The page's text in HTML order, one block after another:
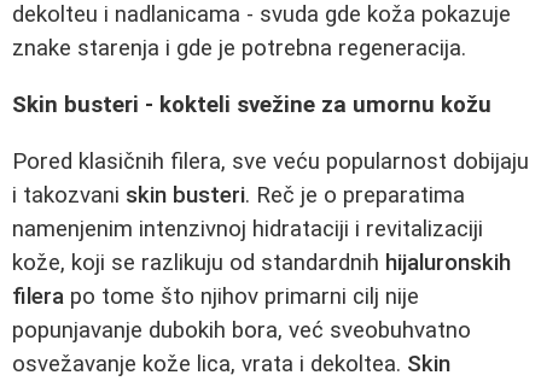
dekolteu i nadlanicama - svuda gde koža pokazuje
znake starenja i gde je potrebna regeneracija.
Skin busteri - kokteli svežine za umornu kožu
Pored klasičnih filera, sve veću popularnost dobijaju
i takozvani skin busteri. Reč je o preparatima
namenjenim intenzivnoj hidrataciji i revitalizaciji
kože, koji se razlikuju od standardnih hijaluronskih
filera po tome što njihov primarni cilj nije
popunjavanje dubokih bora, već sveobuhvatno
osvežavanje kože lica, vrata i dekoltea. Skin